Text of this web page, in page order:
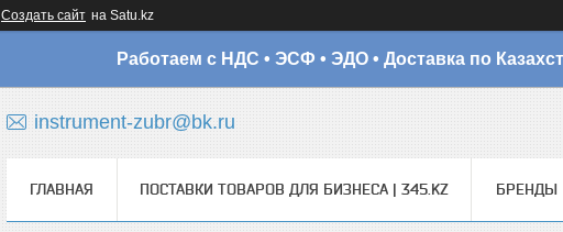
Создать сайт на Satu.kz
Работаем с НДС • ЭСФ • ЭДО • Доставка по
instrument-zubr@bk.ru
ГЛАВНАЯ ПОСТАВКИ ТОВАРОВ ДЛЯ БИЗНЕСА | 345.KZ БРЕНДЫ